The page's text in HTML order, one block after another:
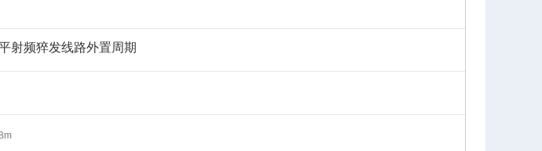
射频猝发线路外置周期